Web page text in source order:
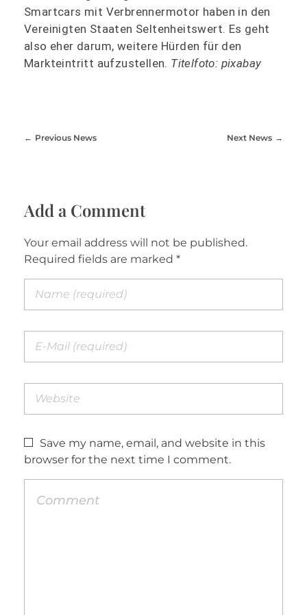
Smartcars mit Verbrennermotor haben in den
Vereinigten Staaten Seltenheitswert. Es geht
also eher darum, weitere Hürden für den
Markteintritt aufzustellen. Titelfoto: pixabay
Previous News Next News
Add a Comment
Your email address will not be published.
Required fields are marked *
Save my name, email, and website in this
browser for the next time I comment.